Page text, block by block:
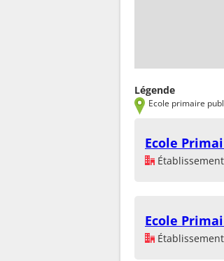
Légende
Ecole primaire
Ecole
Ecole